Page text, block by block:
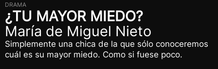
DRAMA
¿TU MAYOR MIEDO?
María de Miguel Nieto
Simplemente una chica de la que sólo conoceremos
cuál es su mayor miedo. Como si fuese poco.